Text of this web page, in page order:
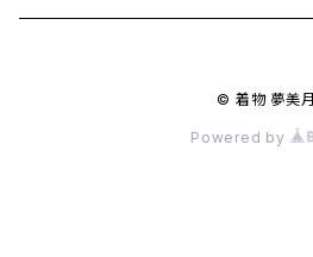
© 着物 夢美月
Powered by